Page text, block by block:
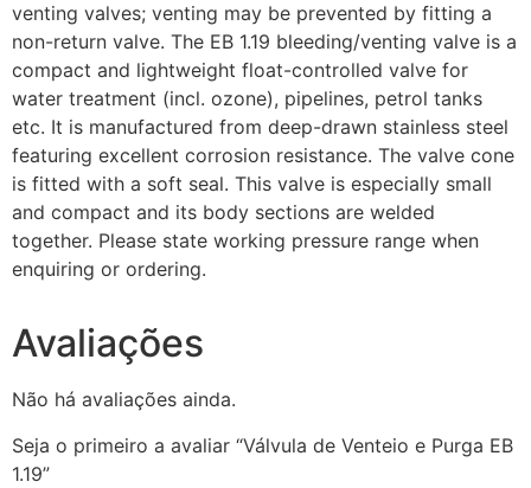
venting valves; venting may be prevented by fitting a
non-return valve. The EB 1.19 bleeding/venting valve is a
compact and lightweight float-controlled valve for
water treatment (incl. ozone), pipelines, petrol tanks
etc. It is manufactured from deep-drawn stainless steel
featuring excellent corrosion resistance. The valve cone
is fitted with a soft seal. This valve is especially small
and compact and its body sections are welded
together. Please state working pressure range when
enquiring or ordering.
Avaliações
Não há avaliações ainda.
Seja o primeiro a avaliar “Válvula de Venteio e Purga EB
1.19”